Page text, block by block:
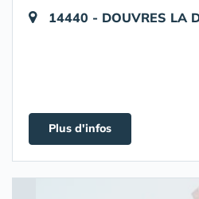
14440 - DOUVRES LA
Plus d'infos